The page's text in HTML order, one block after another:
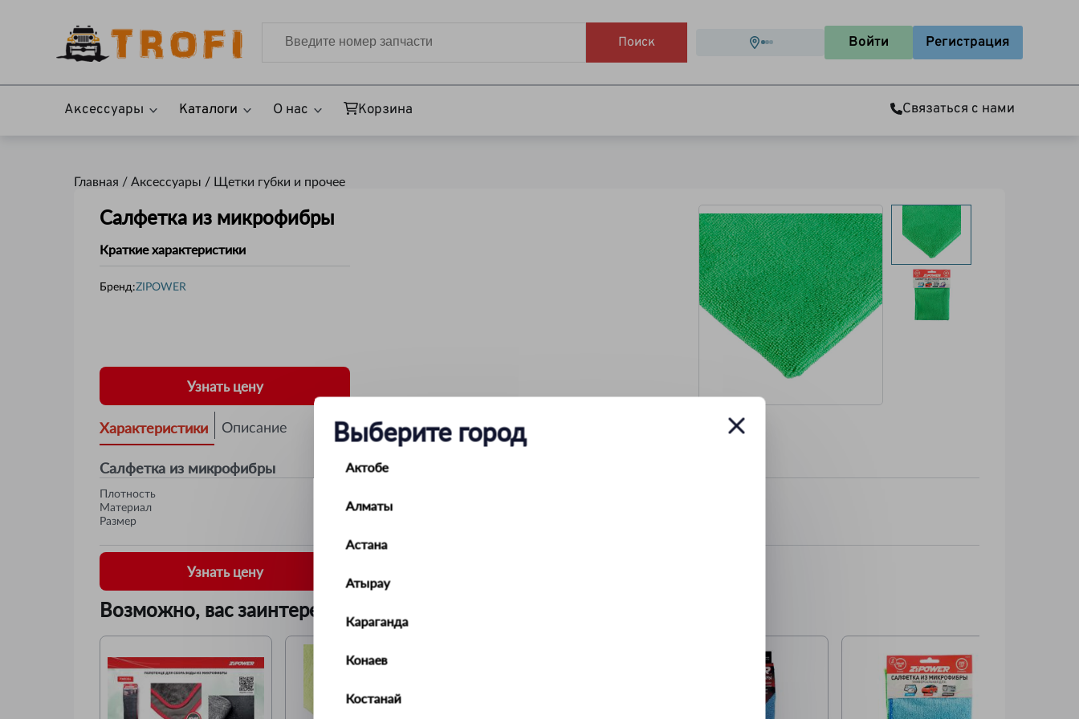
Поиск
Выберите город
Актобе
Алматы
Астана
Атырау
Караганда
Конаев
Костанай
Войти Регистрация
Аксессуары Каталоги О нас Корзина Связаться с нами
Главная / Аксессуары / Щетки губки и прочее
Салфетка из микрофибры
Краткие характеристики
Бренд:ZIPOWER
Узнать цену
Характеристики Описание
Салфетка из микрофибры
Плотность
Материал
Размер
Узнать цену
Возможно, вас заинтересует